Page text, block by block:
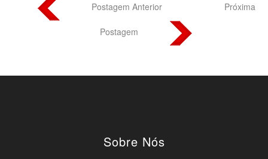
Postagem Anterior Próxima
Postagem
Sobre Nós